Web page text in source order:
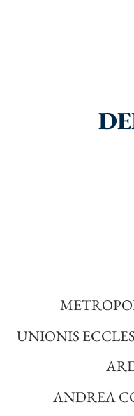
UNIONIS
ANDREA